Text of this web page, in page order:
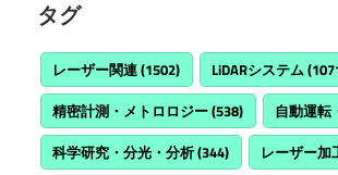
タグ
レーザー関連(1502) LiDARシステム
精密計測・メトロロジー(538) 自動運転
科学研究・分光・分析(344) レーザー加